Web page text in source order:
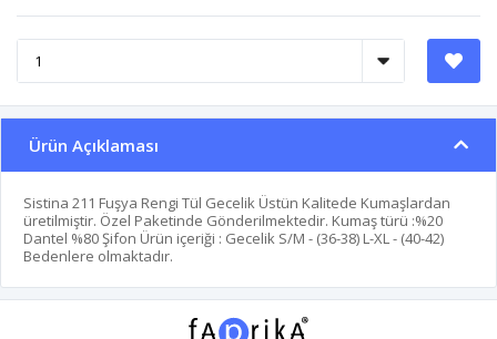
Ürün Açıklaması
Sistina 211 Fuşya Rengi Tül Gecelik Üstün Kalitede Kumaşlardan
üretilmiştir. Özel Paketinde Gönderilmektedir. Kumaş türü :%20
Dantel %80 Şifon Ürün içeriği : Gecelik S/M - (36-38) L-XL - (40-42)
Bedenlere olmaktadır.